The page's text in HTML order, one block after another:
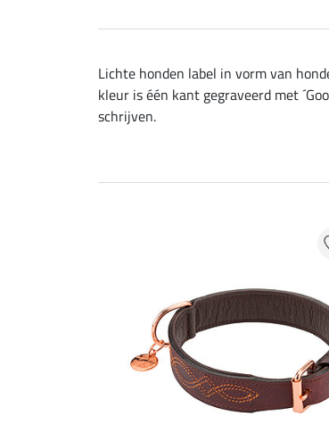
Lichte honden label in vorm van
kleur is één kant gegraveerd met
schrijven.